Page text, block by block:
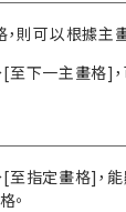
則可以根據主
一主畫格]，
定畫格]，能
。